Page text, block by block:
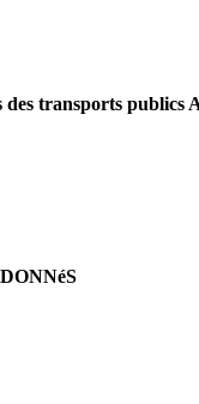
des transports publics